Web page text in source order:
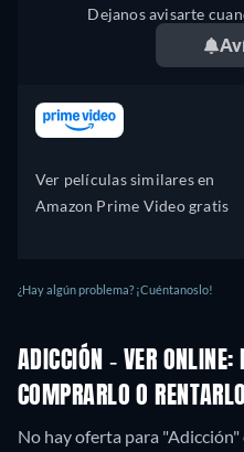
Dejanos avisarte
Ver películas similares en
Amazon Prime Video gratis
¿Hay algún problema? ¡Cuéntanoslo!
ADICCIÓN - VER ONLINE:
COMPRARLO O RENTARLO
No hay oferta para